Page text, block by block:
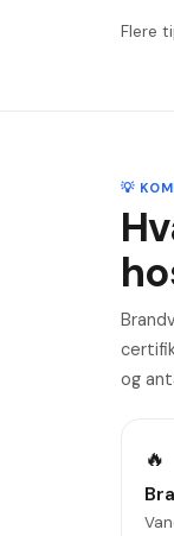
Flere
💡
og
🔥